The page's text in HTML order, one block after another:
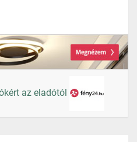
az eladótól